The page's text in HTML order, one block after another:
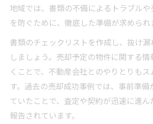
地域では、書類の不備によるトラブル
を防ぐために、徹底した準備が求められ
書類のチェックリストを作成し、抜け
しましょう。売却予定の物件に関する
くことで、不動産会社とのやりとりもス
す。過去の売却成功事例では、事前準備
ていたことで、査定や契約が迅速に進ん
報告されています。